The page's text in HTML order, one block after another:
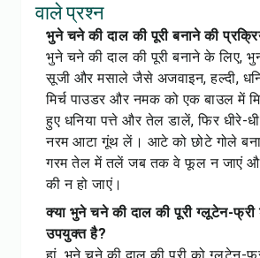
वाले प्रश्न
भुने चने की दाल की पूरी बनाने की
भुने चने की दाल की पूरी बनाने के लिए,
सूजी और मसाले जैसे अजवाइन, हल्दी,
मिर्च पाउडर और नमक को एक बाउल में
हुए धनिया पत्ते और तेल डालें, फिर धीरे-
नरम आटा गूंथ लें। आटे को छोटे गोले
गरम तेल में तलें जब तक वे फूल न जाएं
की न हो जाएं।
क्या भुने चने की दाल की पूरी ग्लूटेन-फ्री
उपयुक्त है?